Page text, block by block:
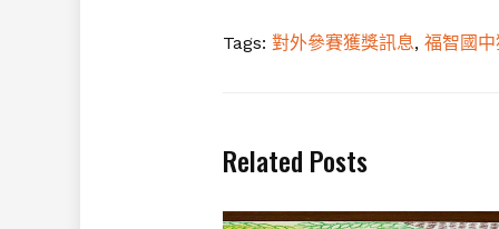
Tags: 對外參賽獲獎訊息, 福智國
Related Posts